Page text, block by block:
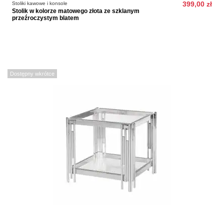
Stoliki kawowe i konsole
Stolik w kolorze matowego złota ze szklanym
przeźroczystym blatem
399,00 zł
Dostępny wkrótce